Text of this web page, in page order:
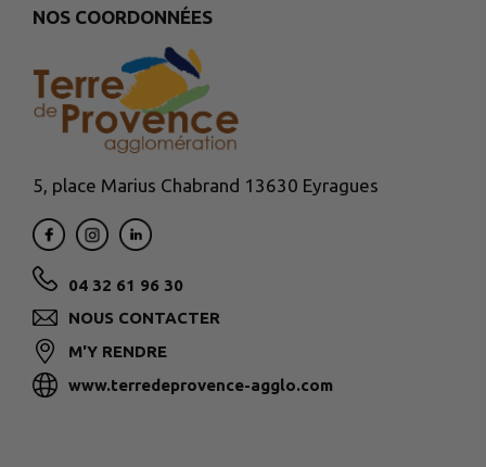
NOS COORDONNÉES
5, place Marius Chabrand 13630 Eyragues
04 32 61 96 30
NOUS CONTACTER
M'Y RENDRE
www.terredeprovence-agglo.com